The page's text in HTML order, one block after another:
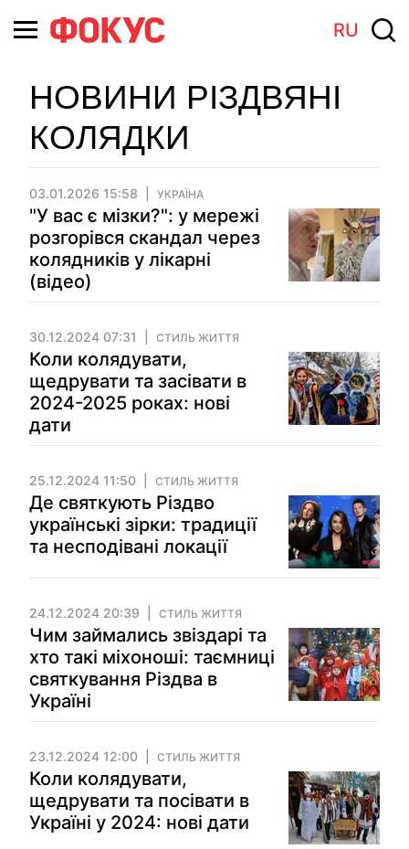
RU
НОВИНИ РІЗДВЯНІ
КОЛЯДКИ
03.01.2026 15:58 УКРАЇНА
"У вас є мізки?": у мережі
розгорівся скандал через
колядників у лікарні
(відео)
30.12.2024 07:31 СТИЛЬ ЖИТТЯ
Коли колядувати,
щедрувати та засівати в
2024-2025 роках: нові
дати
25.12.2024 11:50 СТИЛЬ ЖИТТЯ
Де святкують Різдво
українські зірки: традиції
та несподівані локації
24.12.2024 20:39 СТИЛЬ ЖИТТЯ
Чим займались звіздарі та
хто такі міхоноші: таємниці
святкування Різдва в
Україні
23.12.2024 12:00 СТИЛЬ ЖИТТЯ
Коли колядувати,
щедрувати та посівати в
Україні у 2024: нові дати